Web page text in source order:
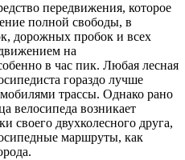
передвижения, которое
полной свободы, в
дорожных пробок и всех
на
в час пик. Любая лесная
гораздо лучше
трассы. Однако рано
велосипеда возникает
своего двухколесного друга,
маршруты, как